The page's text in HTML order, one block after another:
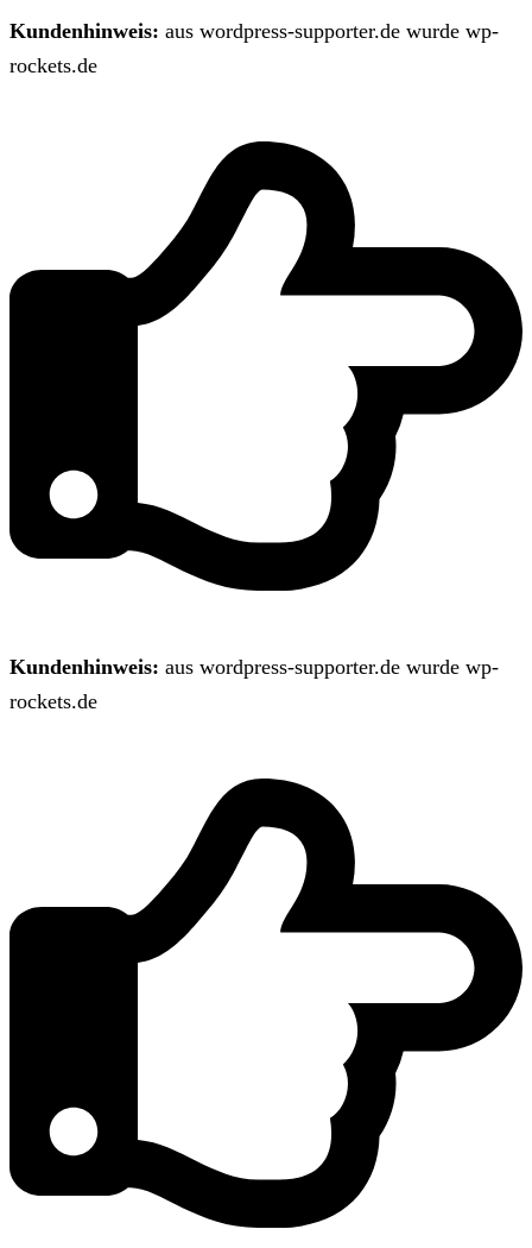
Kundenhinweis: aus wordpress-supporter.de wurde wp-
rockets.de
Kundenhinweis: aus wordpress-supporter.de wurde wp-
rockets.de